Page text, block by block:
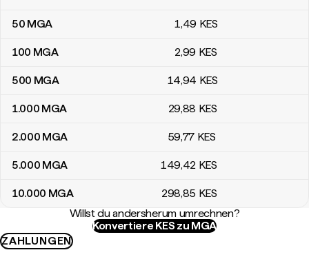
Umrechnungstabelle Madagaskar-Ariary zu Kenia-Schilling
50 MGA 1,49 KES
100 MGA 2,99 KES
500 MGA 14,94 KES
1.000 MGA 29,88 KES
2.000 MGA 59,77 KES
5.000 MGA 149,42 KES
10.000 MGA 298,85 KES
Willst du andersherum umrechnen?
Konvertiere KES zu MGA
ZAHLUNGEN